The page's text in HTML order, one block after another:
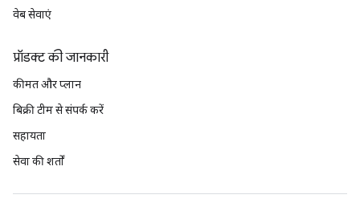
वेब सेवाएं
प्रॉडक्ट की जानकारी
कीमत और प्लान
बिक्री टीम से संपर्क करें
सहायता
सेवा की शर्तों